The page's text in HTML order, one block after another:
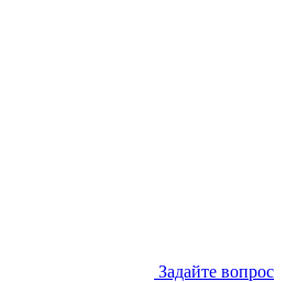
Задайте вопрос